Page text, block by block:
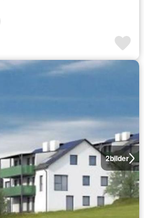
2bilder